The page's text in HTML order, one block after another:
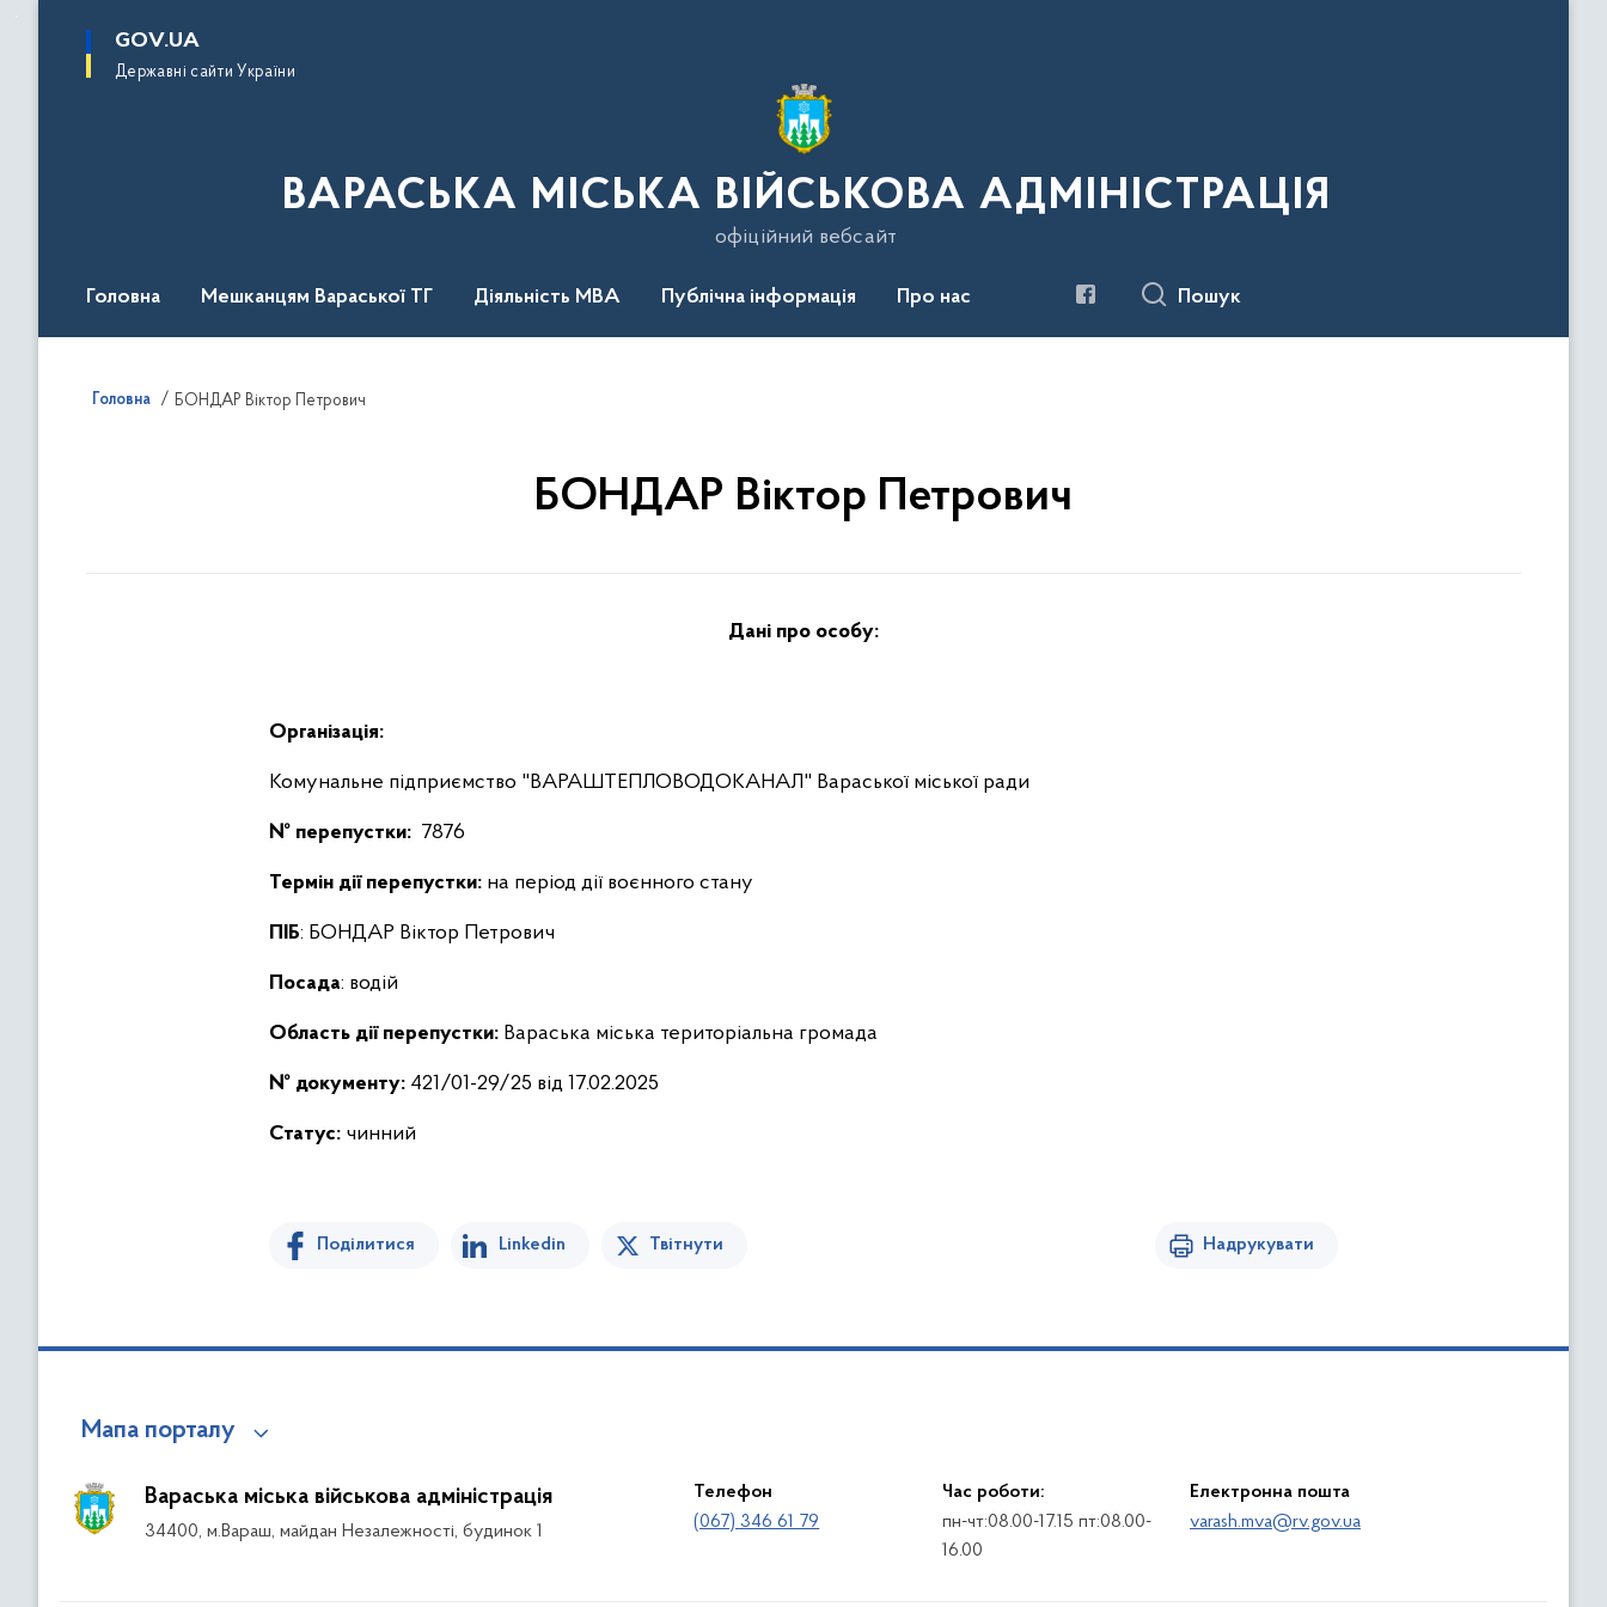
основного
GOV.UA
Державні сайти України
ВАРАСЬКА МІСЬКА ВІЙСЬКОВА АДМІНІСТРАЦІЯ
офіційний вебсайт
Головна Мешканцям Вараської ТГ Діяльність МВА Публічна інформація Про нас Пошук
Головна БОНДАР Віктор Петрович
БОНДАР Віктор Петрович
Дані про особу:
Організація:
Комунальне підприємство "ВАРАШТЕПЛОВОДОКАНАЛ" Вараської міської ради
№ перепустки: 7876
Термін дії перепустки: на період дії воєнного стану
ПІБ: БОНДАР Віктор Петрович
Посада: водій
Область дії перепустки: Вараська міська територіальна громада
№ документу: 421/01-29/25 від 17.02.2025
Статус: чинний
Поділитися Linkedin Твітнути Надрукувати
Мапа порталу
Вараська міська військова адміністрація
34400, м.Вараш, майдан Незалежності, будинок 1
Телефон
(067) 346 61 79
Час роботи:
пн-чт:08.00-17.15 пт:08.00-
16.00
Електронна пошта
varash.mva@rv.gov.ua